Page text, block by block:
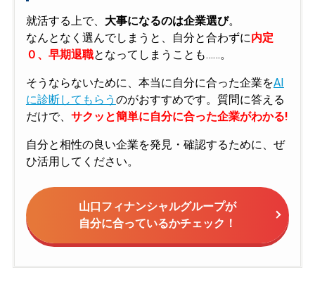
就活する上で、 大事になるのは企業選び。
なんとなく選んでしまうと、自分と合わずに内定
０、早期退職となってしまうことも……。
そうならないために、本当に自分に合った企業をAI
に診断してもらう のがおすすめです。質問に答える
だけで、 サクッと簡単に自分に合った企業がわかる!
自分と相性の良い企業を発見・確認するために、ぜ
ひ活用してください。
山口フィナンシャルグループが
自分に合っているかチェック！